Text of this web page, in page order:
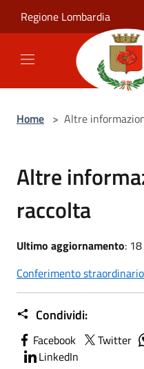
Regione Lombardia
Home > Altre
Altre
raccolta
Ultimo aggiornamento:
Conferimento
Condividi:
Facebook Twitter
LinkedIn